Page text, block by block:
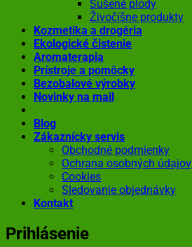
Sušené plody
Živočíšne produkty
Kozmetika a drogéria
Ekologické čistenie
Aromaterapia
Prístroje a pomôcky
Bezobalové výrobky
Novinky na mail
Blog
Zákaznícky servis
Obchodné podmienky
Ochrana osobných údajov
Cookies
Sledovanie objednávky
Kontakt
Prihlásenie